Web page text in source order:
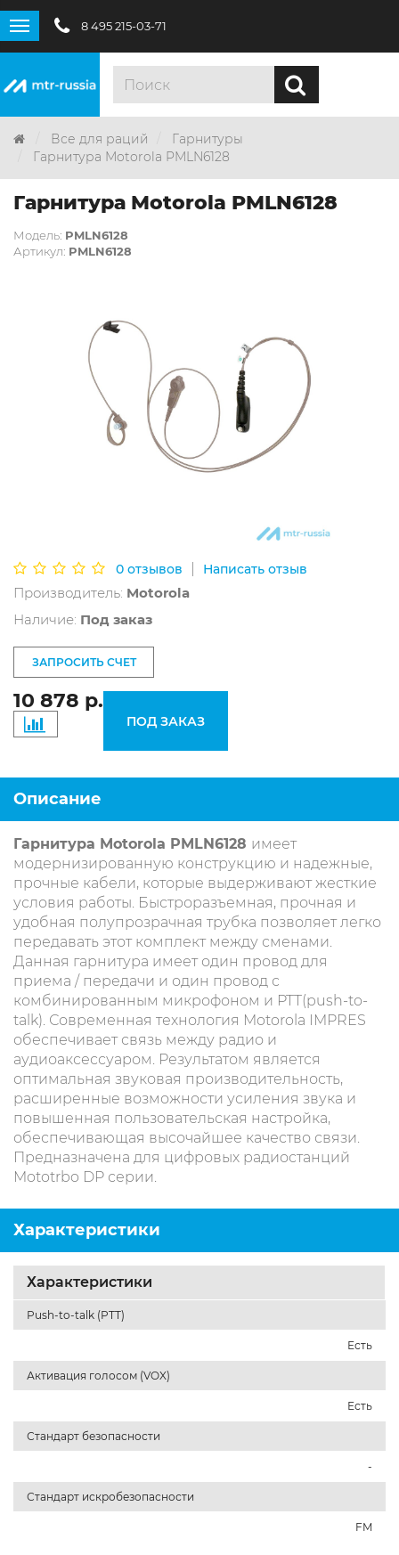
8 495 215-03-71
Все для раций
Гарнитуры
Гарнитура Motorola PMLN6128
Гарнитура Motorola PMLN6128
Модель: PMLN6128
Артикул: PMLN6128
0 отзывов Написать отзыв
Производитель: Motorola
Наличие: Под заказ
ЗАПРОСИТЬ СЧЕТ
10 878 р.
ПОД ЗАКАЗ
Описание
Гарнитура Motorola PMLN6128 имеет
модернизированную конструкцию и надежные,
прочные кабели, которые выдерживают жесткие
условия работы. Быстроразъемная, прочная и
удобная полупрозрачная трубка позволяет легко
передавать этот комплект между сменами.
Данная гарнитура имеет один провод для
приема / передачи и один провод с
комбинированным микрофоном и PTT(push-to-
talk). Современная технология Motorola IMPRES
обеспечивает связь между радио и
аудиоаксессуаром. Результатом является
оптимальная звуковая производительность,
расширенные возможности усиления звука и
повышенная пользовательская настройка,
обеспечивающая высочайшее качество связи.
Предназначена для цифровых радиостанций
Mototrbo DP серии.
Характеристики
Характеристики
Push-to-talk (PTT)
Есть
Активация голосом (VOX)
Есть
Стандарт безопасности
-
Стандарт искробезопасности
FM